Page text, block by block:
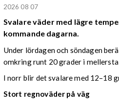
2026 08 07
Svalare väder med lägre
kommande dagarna.
Under lördagen och söndagen
omkring runt 20 grader i mellersta
I norr blir det svalare med 12–18
Stort regnoväder på väg